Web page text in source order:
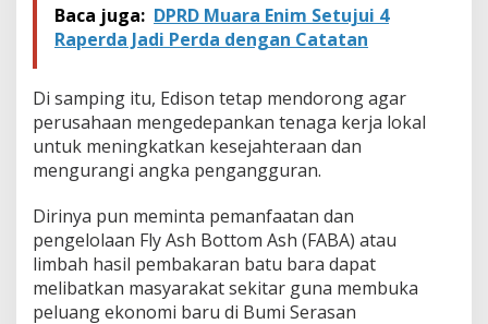
Baca juga: DPRD Muara Enim Setujui 4
Raperda Jadi Perda dengan Catatan
Di samping itu, Edison tetap mendorong agar
perusahaan mengedepankan tenaga kerja lokal
untuk meningkatkan kesejahteraan dan
mengurangi angka pengangguran.
Dirinya pun meminta pemanfaatan dan
pengelolaan Fly Ash Bottom Ash (FABA) atau
limbah hasil pembakaran batu bara dapat
melibatkan masyarakat sekitar guna membuka
peluang ekonomi baru di Bumi Serasan